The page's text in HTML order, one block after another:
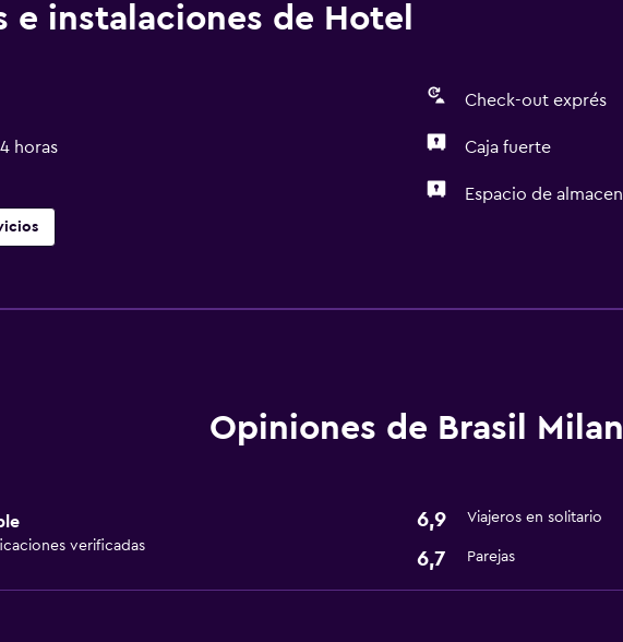
e instalaciones de Hotel
Check-out exprés
horas Caja fuerte
Espacio de
Ascensor
Caja fuerte
Opiniones de Brasil Milan
verificadas
6,9 Viajeros en solitario
6,7 Parejas